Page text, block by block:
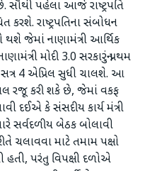
પહેલા આજે રાષ્ટ્રપતિ
કરશે. રાષ્ટ્રપતિના સંબોધન
જેમાં નાણામંત્રી આર્થિક
મોદી 3.0 સરકારનું પ્રથમ
4 એપ્રિલ સુધી ચાલશે. આ
રજૂ કરી શકે છે, જેમાં વકફ
દઈએ કે સંસદીય કાર્ય મંત્રી
સર્વદળીય બેઠક બોલાવી
ચલાવવા માટે તમામ પક્ષો
પરંતુ વિપક્ષી દળોએ